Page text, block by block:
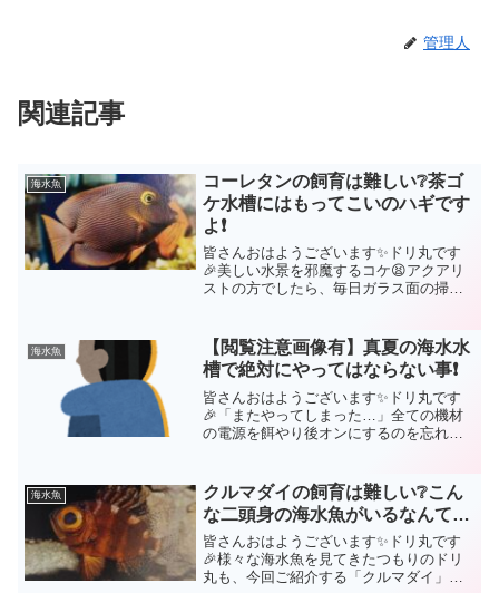
管理人
関連記事
海水魚
コーレタンの飼育は難しい❔茶ゴ
ケ水槽にはもってこいのハギです
よ❗
皆さんおはようございます✨ドリ丸です
🎉美しい水景を邪魔するコケ😫アクアリ
ストの方でしたら、毎日ガラス面の掃除
が、水槽内にコケ取り部隊は必ず入れて
いますよね🤗今回ご紹介しま...
海水魚
【閲覧注意画像有】真夏の海水水
槽で絶対にやってはならない事❗
皆さんおはようございます✨ドリ丸です
🎉「またやってしまった…」全ての機材
の電源を餌やり後オンにするのを忘れて
灯後サンゴフードを与える為、全ての電
源をオフにしました。...
海水魚
クルマダイの飼育は難しい❔こん
な二頭身の海水魚がいるなんて…
皆さんおはようございます✨ドリ丸です
🎉様々な海水魚を見てきたつもりのドリ
丸も、今回ご紹介する「クルマダイ」を